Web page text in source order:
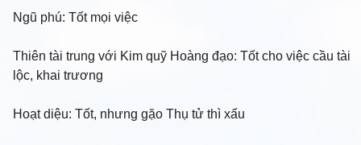
Ngũ phú: Tốt mọi việc
Thiên tài trung với Kim quỹ Hoàng đạo: Tốt cho việc cầu tài
lộc, khai trương
Hoạt diệu: Tốt, nhưng gặo Thụ tử thì xấu